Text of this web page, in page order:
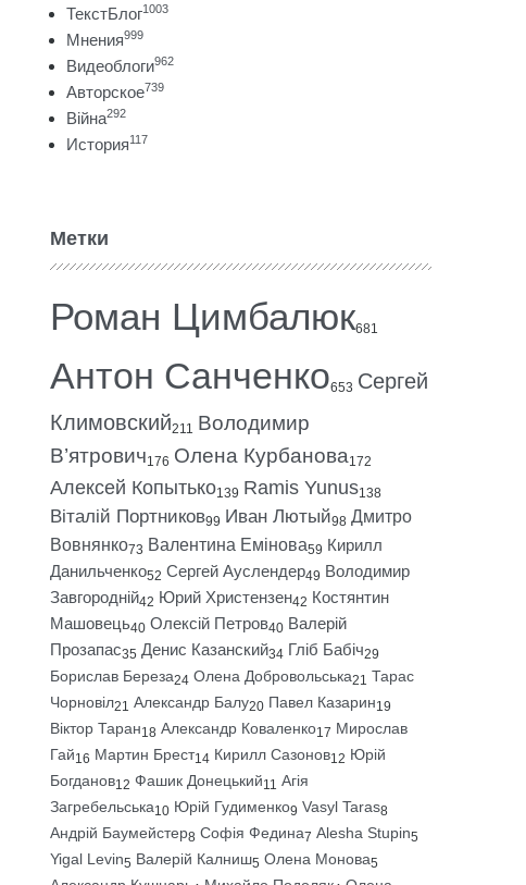
ТекстБлог1003
Мнения999
Видеоблоги962
Авторское739
Війна292
История117
Метки
Роман Цимбалюк681
Антон Санченко653 Сергей
Климовский211 Володимир
В’ятрович176 Олена Курбанова172
Алексей Копытько139 Ramis Yunus138
Віталій Портников99 Иван Лютый98 Дмитро
Вовнянко73 Валентина Емінова59 Кирилл
Данильченко52 Сергей Ауслендер49 Володимир
Завгородній42 Юрий Христензен42 Костянтин
Машовець40 Олексій Петров40 Валерій
Прозапас35 Денис Казанский34 Гліб Бабіч29
Борислав Береза24 Олена Добровольська21 Тарас
Чорновіл21 Александр Балу20 Павел Казарин19
Віктор Таран18 Александр Коваленко17 Мирослав
Гай16 Мартин Брест14 Кирилл Сазонов12 Юрій
Богданов12 Фашик Донецький11 Агія
Загребельська10 Юрій Гудименко9 Vasyl Taras8
Андрій Баумейстер8 Софія Федина7 Alesha Stupin5
Yigal Levin5 Валерій Калниш5 Олена Монова5